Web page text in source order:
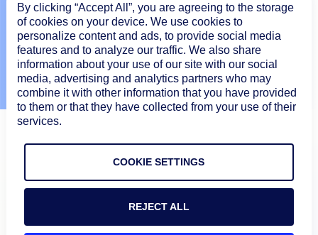
sales@logicmonitor.com.
Kontaktieren Sie unser Sales Team
By clicking “Accept All”, you are agreeing to the storage
of cookies on your device. We use cookies to
personalize content and ads, to provide social media
features and to analyze our traffic. We also share
information about your use of our site with our social
media, advertising and analytics partners who may
combine it with other information that you have provided
to them or that they have collected from your use of their
services.
COOKIE SETTINGS
REJECT ALL